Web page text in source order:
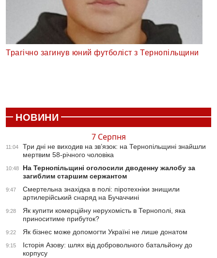
Трагічно загинув юний футболіст з Тернопільщини
НОВИНИ
7 Серпня
11:04
Три дні не виходив на зв’язок: на Тернопільщині знайшли
мертвим 58-річного чоловіка
10:48
На Тернопільщині оголосили дводенну жалобу за
загиблим старшим сержантом
9:47
Смертельна знахідка в полі: піротехніки знищили
артилерійський снаряд на Бучаччині
9:28
Як купити комерційну нерухомість в Тернополі, яка
приноситиме прибуток?
9:22 Як бізнес може допомогти Україні не лише донатом
9:15
Історія Азову: шлях від добровольчого батальйону до
корпусу